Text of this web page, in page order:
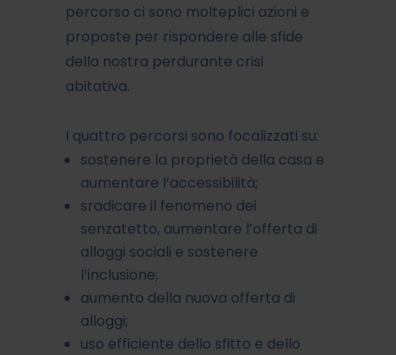
percorso ci sono molteplici azioni e
proposte per rispondere alle sfide
della nostra perdurante crisi
abitativa.
I quattro percorsi sono focalizzati su:
sostenere la proprietà della casa e
aumentare l’accessibilità;
sradicare il fenomeno dei
senzatetto, aumentare l’offerta di
alloggi sociali e sostenere
l’inclusione;
aumento della nuova offerta di
alloggi;
uso efficiente dello sfitto e dello